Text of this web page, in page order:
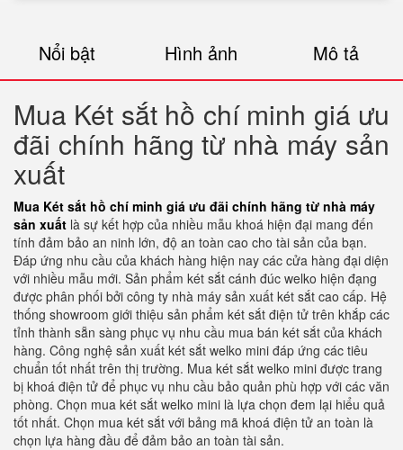
Nổi bật Hình ảnh Mô tả
Mua Két sắt hồ chí minh giá ưu
đãi chính hãng từ nhà máy sản
xuất
Mua Két sắt hồ chí minh giá ưu đãi chính hãng từ nhà máy
sản xuất là sự kết hợp của nhiều mẫu khoá hiện đại mang đến
tính đảm bảo an ninh lớn, độ an toàn cao cho tài sản của bạn.
Đáp ứng nhu cầu của khách hàng hiện nay các cửa hàng đại diện
với nhiều mẫu mới. Sản phẩm két sắt cánh đúc welko hiện đạng
được phân phối bởi công ty nhà máy sản xuất két sắt cao cấp. Hệ
thống showroom giới thiệu sản phẩm két sắt điện tử trên khắp các
tỉnh thành sẵn sàng phục vụ nhu cầu mua bán két sắt của khách
hàng. Công nghệ sản xuất két sắt welko mini đáp ứng các tiêu
chuẩn tốt nhất trên thị trường. Mua két sắt welko mini được trang
bị khoá điện tử để phục vụ nhu cầu bảo quản phù hợp với các văn
phòng. Chọn mua két sắt welko mini là lựa chọn đem lại hiểu quả
tốt nhất. Chọn mua két sắt với bảng mã khoá điện tử an toàn là
chọn lựa hàng đầu để đảm bảo an toàn tài sản.